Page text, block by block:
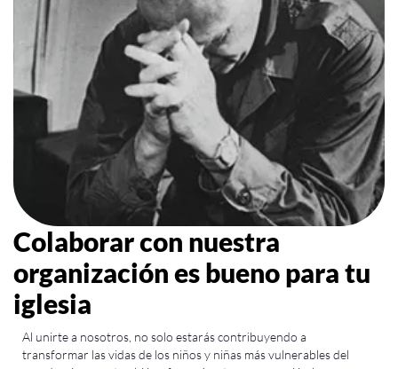
Colaborar con nuestra
organización es bueno para tu
iglesia
Al unirte a nosotros, no solo estarás contribuyendo a
transformar las vidas de los niños y niñas más vulnerables del